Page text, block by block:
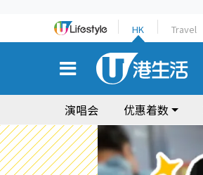
HK Travel
演唱会 优惠着数